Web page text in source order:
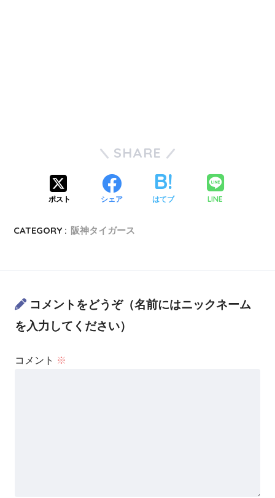
SHARE
ポスト シェア はてブ LINE
CATEGORY : 阪神タイガース
コメントをどうぞ（名前にはニックネーム
を入力してください）
コメント ※